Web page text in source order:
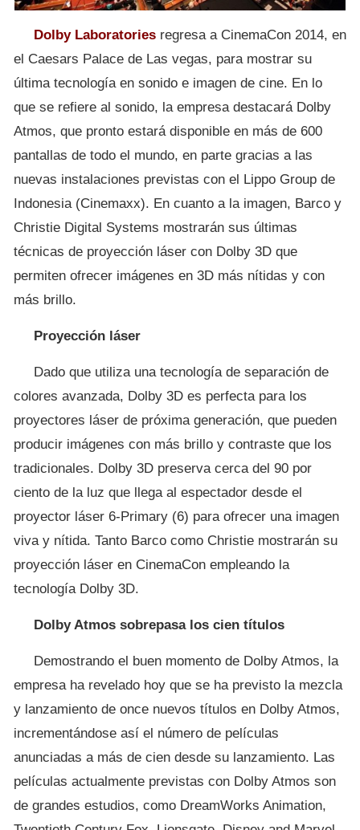
Dolby Laboratories regresa a CinemaCon 2014, en
el Caesars Palace de Las vegas, para mostrar su
última tecnología en sonido e imagen de cine. En lo
que se refiere al sonido, la empresa destacará Dolby
Atmos, que pronto estará disponible en más de 600
pantallas de todo el mundo, en parte gracias a las
nuevas instalaciones previstas con el Lippo Group de
Indonesia (Cinemaxx). En cuanto a la imagen, Barco y
Christie Digital Systems mostrarán sus últimas
técnicas de proyección láser con Dolby 3D que
permiten ofrecer imágenes en 3D más nítidas y con
más brillo.
Proyección láser
Dado que utiliza una tecnología de separación de
colores avanzada, Dolby 3D es perfecta para los
proyectores láser de próxima generación, que pueden
producir imágenes con más brillo y contraste que los
tradicionales. Dolby 3D preserva cerca del 90 por
ciento de la luz que llega al espectador desde el
proyector láser 6-Primary (6) para ofrecer una imagen
viva y nítida. Tanto Barco como Christie mostrarán su
proyección láser en CinemaCon empleando la
tecnología Dolby 3D.
Dolby Atmos sobrepasa los cien títulos
Demostrando el buen momento de Dolby Atmos, la
empresa ha revelado hoy que se ha previsto la mezcla
y lanzamiento de once nuevos títulos en Dolby Atmos,
incrementándose así el número de películas
anunciadas a más de cien desde su lanzamiento. Las
películas actualmente previstas con Dolby Atmos son
de grandes estudios, como DreamWorks Animation,